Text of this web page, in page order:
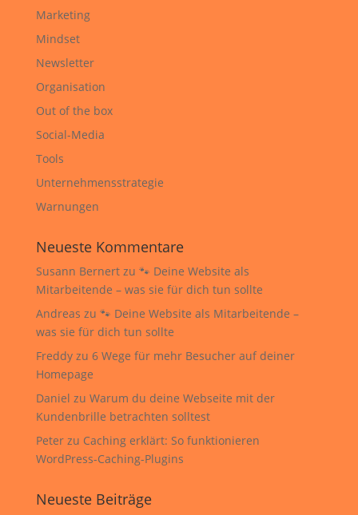
Marketing
Mindset
Newsletter
Organisation
Out of the box
Social-Media
Tools
Unternehmensstrategie
Warnungen
Neueste Kommentare
Susann Bernertzu 🐾 Deine Website als
Mitarbeitende – was sie für dich tun sollte
Andreas zu 🐾 Deine Website als Mitarbeitende –
was sie für dich tun sollte
Freddyzu 6 Wege für mehr Besucher auf deiner
Homepage
Daniel zu Warum du deine Webseite mit der
Kundenbrille betrachten solltest
Peterzu Caching erklärt: So funktionieren
WordPress-Caching-Plugins
Neueste Beiträge